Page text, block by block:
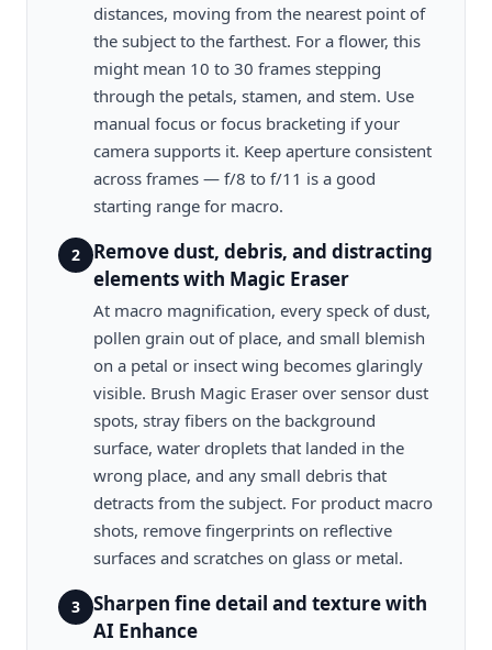
distances, moving from the nearest point of
the subject to the farthest. For a flower, this
might mean 10 to 30 frames stepping
through the petals, stamen, and stem. Use
manual focus or focus bracketing if your
camera supports it. Keep aperture consistent
across frames — f/8 to f/11 is a good
starting range for macro.
2
Remove dust, debris, and distracting
elements with Magic Eraser
At macro magnification, every speck of dust,
pollen grain out of place, and small blemish
on a petal or insect wing becomes glaringly
visible. Brush Magic Eraser over sensor dust
spots, stray fibers on the background
surface, water droplets that landed in the
wrong place, and any small debris that
detracts from the subject. For product macro
shots, remove fingerprints on reflective
surfaces and scratches on glass or metal.
3
Sharpen fine detail and texture with
AI Enhance